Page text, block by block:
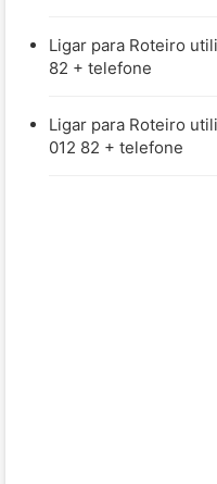
Ligar para Roteiro
82 + telefone
Ligar para Roteiro
012 82 + telefone